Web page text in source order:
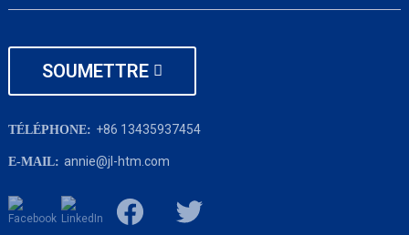
SOUMETTRE
TÉLÉPHONE: +86 13435937454
E-MAIL: annie@jl-htm.com